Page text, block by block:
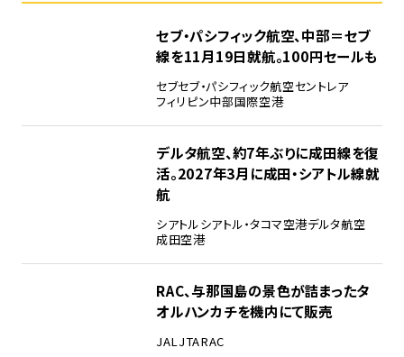
セブ・パシフィック航空、中部＝セブ
線を11月19日就航。100円セールも
セブセブ・パシフィック航空セントレア
フィリピン中部国際空港
デルタ航空、約7年ぶりに成田線を復
活。2027年3月に成田・シアトル線就
航
シアトルシアトル・タコマ空港デルタ航空
成田空港
RAC、与那国島の景色が詰まったタ
オルハンカチを機内にて販売
JALJTARAC